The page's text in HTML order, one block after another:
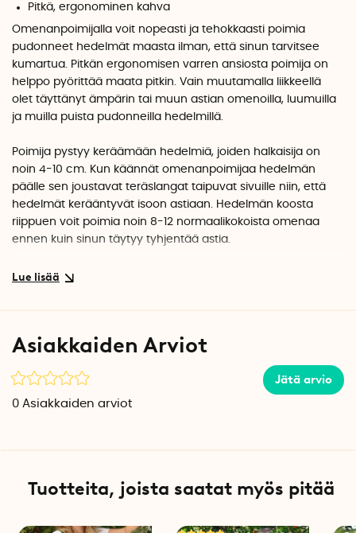
Pitkä, ergonominen kahva
Omenanpoimijalla voit nopeasti ja tehokkaasti poimia
pudonneet hedelmät maasta ilman, että sinun tarvitsee
kumartua. Pitkän ergonomisen varren ansiosta poimija on
helppo pyörittää maata pitkin. Vain muutamalla liikkeellä
olet täyttänyt ämpärin tai muun astian omenoilla, luumuilla
ja muilla puista pudonneilla hedelmillä.
Poimija pystyy keräämään hedelmiä, joiden halkaisija on
noin 4-10 cm. Kun käännät omenanpoimijaa hedelmän
päälle sen joustavat teräslangat taipuvat sivuille niin, että
hedelmät kerääntyvät isoon astiaan. Hedelmän koosta
riippuen voit poimia noin 8-12 normaalikokoista omenaa
ennen kuin sinun täytyy tyhjentää astia.
Kun astia on täynnä, tyhjennä sisältö mukana tulevalla
putoamaan ämpäriin.
Poimijalla voit myös kerätä käpyjä, golfpalloja ja muita
pyöreitä esineitä. Poimija toimii sekä tasaisilla että
Vähän naarmuuntunut hedelmä voidaan joko syödä, sitä voi
käyttää ruoanlaitossa tai siitä voi valmistaa hedelmämehua.
Asiakkaiden Arviot
Jätä arvio
0 Asiakkaiden arviot
Tuotteita, joista saatat myös pitää